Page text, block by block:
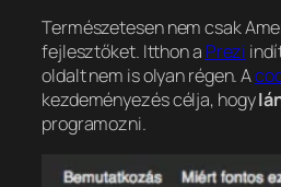
Természetesen nem csak
fejlesztőket. Itthon a Prezi
oldalt nem is olyan régen. A
kezdeményezés célja, hogy
programozni.